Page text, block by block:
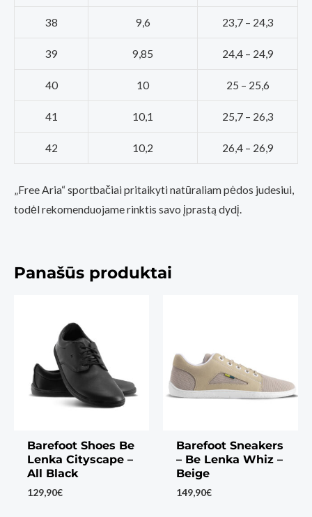
38 9,6 23,7 – 24,3
39 9,85 24,4 – 24,9
40 10 25 – 25,6
41 10,1 25,7 – 26,3
42 10,2 26,4 – 26,9
„Free Aria“ sportbačiai pritaikyti natūraliam pėdos judesiui,
todėl rekomenduojame rinktis savo įprastą dydį.
Panašūs produktai
Barefoot Shoes Be
Lenka Cityscape –
All Black
129,90€
Barefoot Sneakers
– Be Lenka Whiz –
Beige
149,90€